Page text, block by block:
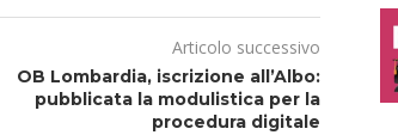
Articolo successivo
OB Lombardia, iscrizione all’Albo:
pubblicata la modulistica per la
procedura digitale